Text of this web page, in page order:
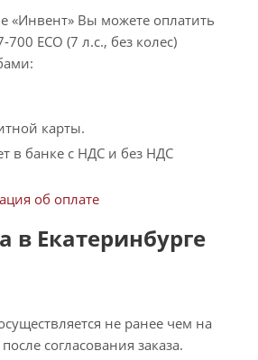
«Инвент» Вы можете оплатить
ECO (7 л.с., без колес)
карты.
в банке с НДС и без НДС
об оплате
в Екатеринбурге
не ранее чем на
согласования заказа.